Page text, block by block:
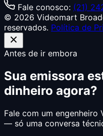
Fale conosco: (21)
© 2026 Videomart
reservados. Política de
Antes de ir embora
Sua emissora
dinheiro agora?
Fale com um
— só uma conversa